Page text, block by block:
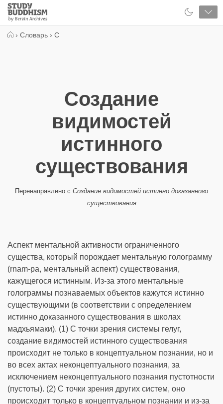
Close
Study
Buddhism
› Словарь › С
Создание
видимостей
истинного
существования
Перенаправлено с Создание видимостей истинно доказанного
существования
Аспект ментальной активности ограниченного
существа, который порождает ментальную голограмму
(rnam-pa, ментальный аспект) существования,
кажущегося истинным. Из-за этого ментальные
голограммы познаваемых объектов кажутся истинно
существующими (в соответствии с определением
истинно доказанного существования в школах
мадхьямаки). (1) С точки зрения системы гелуг,
создание видимостей истинного существования
происходит не только в концептуальном познании, но и
во всех актах неконцептуального познания, за
исключением неконцептуального познания пустотности
(пустоты). (2) С точки зрения других систем, оно
происходит только в концептуальном познании и из-за